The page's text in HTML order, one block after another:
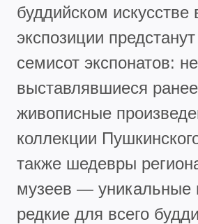
буддийском искусстве
экспозиции
семисот экспонатов: не
выставлявшиеся
живописные
коллекции
также шедевры
музеев — уникальные
редкие для всего